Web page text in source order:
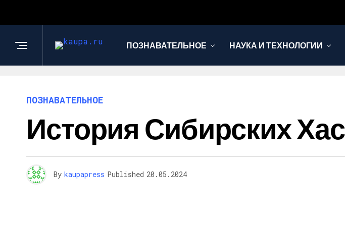
ПОЗНАВАТЕЛЬНОЕ НАУКА И ТЕХНОЛОГИИ
ПОЗНАВАТЕЛЬНОЕ
История Сибирских
By kaupapress Published 20.05.2024